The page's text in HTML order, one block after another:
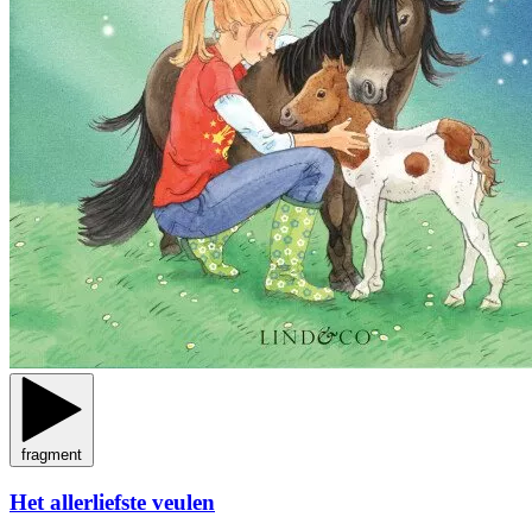
fragment
Het allerliefste veulen